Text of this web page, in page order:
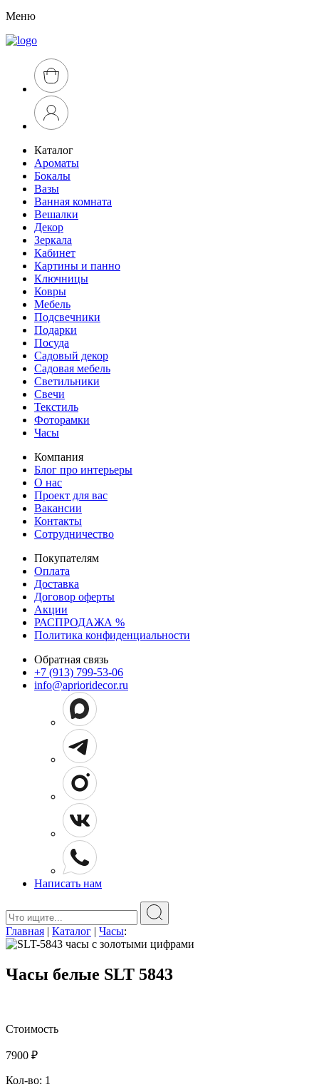
Меню
Каталог
Ароматы
Бокалы
Вазы
Ванная комната
Вешалки
Декор
Зеркала
Кабинет
Картины и панно
Ключницы
Ковры
Мебель
Подсвечники
Подарки
Посуда
Садовый декор
Садовая мебель
Светильники
Свечи
Текстиль
Фоторамки
Часы
Компания
Блог про интерьеры
О нас
Проект для вас
Вакансии
Контакты
Сотрудничество
Покупателям
Оплата
Доставка
Договор оферты
Акции
РАСПРОДАЖА %
Политика конфиденциальности
Обратная связь
+7 (913) 799-53-06
info@aprioridecor.ru
Написать нам
Главная | Каталог | Часы:
Часы белые SLT 5843
Стоимость
7900 ₽
Кол-во: 1